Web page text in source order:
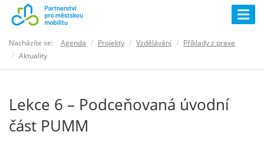
Nacházíte se: Agenda Projekty Vzdělávání
Příklady z praxe
Aktuality
Lekce 6 – Podceňovaná úvodní
část PUMM